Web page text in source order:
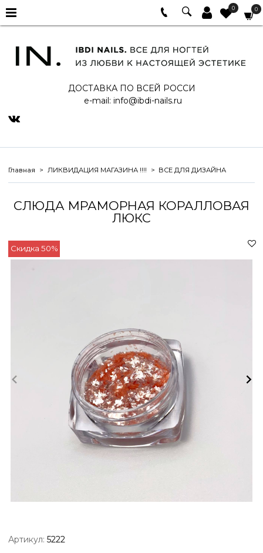
0 0
ДОСТАВКА ПО ВСЕЙ РОССИ
e-mail: info@ibdi-nails.ru
Главная ЛИКВИДАЦИЯ МАГАЗИНА !!!! ВСЕ ДЛЯ ДИЗАЙНА
СЛЮДА МРАМОРНАЯ КОРАЛЛОВАЯ
ЛЮКС
Скидка 50%
Артикул: 5222